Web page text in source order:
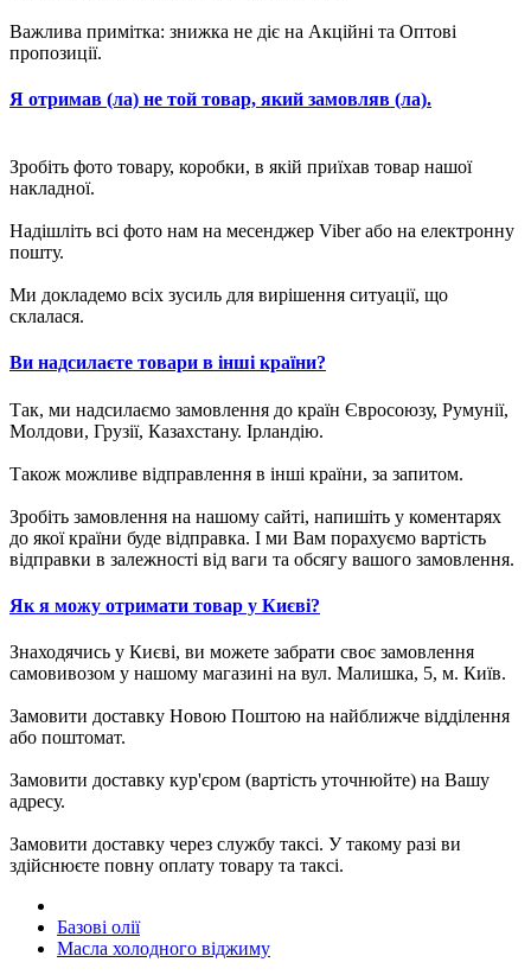
Важлива примітка: знижка не діє на Акційні та Оптові
пропозиції.
Я отримав (ла) не той товар, який замовляв (ла).
Зробіть фото товару, коробки, в якій приїхав товар нашої
накладної.
Надішліть всі фото нам на месенджер Viber або на електронну
пошту.
Ми докладемо всіх зусиль для вирішення ситуації, що
склалася.
Ви надсилаєте товари в інші країни?
Так, ми надсилаємо замовлення до країн Євросоюзу, Румунії,
Молдови, Грузії, Казахстану. Ірландію.
Також можливе відправлення в інші країни, за запитом.
Зробіть замовлення на нашому сайті, напишіть у коментарях
до якої країни буде відправка. І ми Вам порахуємо вартість
відправки в залежності від ваги та обсягу вашого замовлення.
Як я можу отримати товар у Києві?
Знаходячись у Києві, ви можете забрати своє замовлення
самовивозом у нашому магазині на вул. Малишка, 5, м. Київ.
Замовити доставку Новою Поштою на найближче відділення
або поштомат.
Замовити доставку кур'єром (вартість уточнюйте) на Вашу
адресу.
Замовити доставку через службу таксі. У такому разі ви
здійснюєте повну оплату товару та таксі.
Базові олії
Масла холодного віджиму